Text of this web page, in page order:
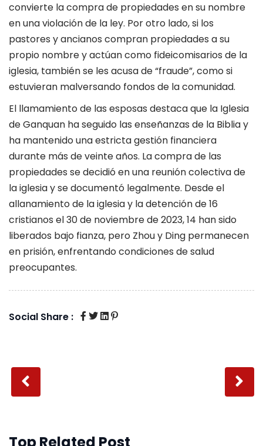
convierte la compra de propiedades en su nombre
en una violación de la ley. Por otro lado, si los
pastores y ancianos compran propiedades a su
propio nombre y actúan como fideicomisarios de la
iglesia, también se les acusa de “fraude”, como si
estuvieran malversando fondos de la comunidad.
El llamamiento de las esposas destaca que la Iglesia
de Ganquan ha seguido las enseñanzas de la Bibliay
ha mantenido una estricta gestión financiera
durante más de veinte años. La compra de las
propiedades se decidió en una reunión colectiva de
la iglesia y se documentó legalmente. Desde el
allanamiento de la iglesia y la detención de 16
cristianos el 30 de noviembre de 2023, 14 han sido
liberados bajo fianza, pero Zhou y Ding permanecen
en prisión, enfrentando condiciones de salud
preocupantes.
Social Share :